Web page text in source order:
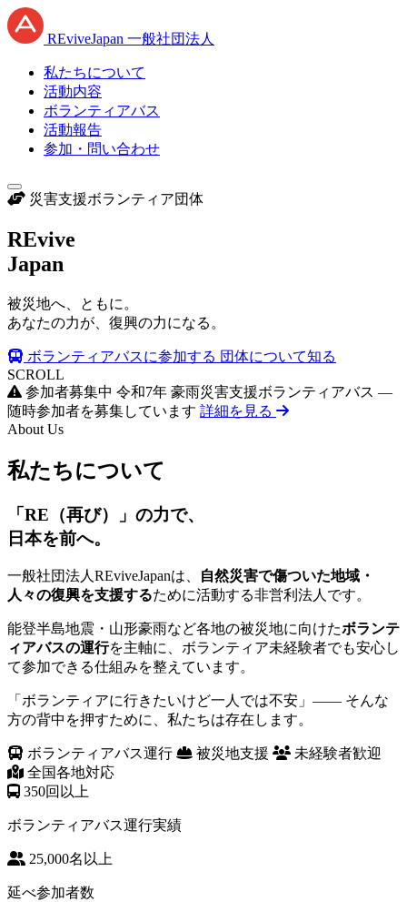
REviveJapan 一般社団法人
私たちについて
活動内容
ボランティアバス
活動報告
参加・問い合わせ
災害支援ボランティア団体
REvive
Japan
被災地へ、ともに。
あなたの力が、復興の力になる。
ボランティアバスに参加する 団体について知る
SCROLL
参加者募集中 令和7年 豪雨災害支援ボランティアバス —
随時参加者を募集しています 詳細を見る
About Us
私たちについて
「RE（再び）」の力で、
日本を前へ。
一般社団法人REviveJapanは、
自然災害で傷ついた地域・
人々の復興を支援するために活動する非営利法人です。
能登半島地震・山形豪雨など各地の被災地に向けたボランテ
ィアバスの運行を主軸に、ボランティア未経験者でも安心し
て参加できる仕組みを整えています。
「ボランティアに行きたいけど一人では不安」—— そんな
方の背中を押すために、私たちは存在します。
ボランティアバス運行 被災地支援
未経験者歓迎
全国各地対応
350回以上
ボランティアバス運行実績
25,000名以上
延べ参加者数